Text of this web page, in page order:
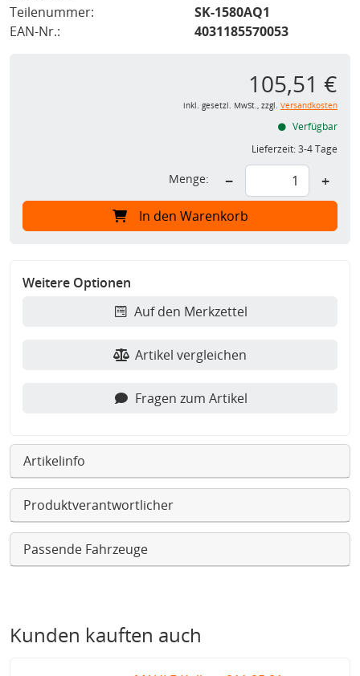
Teilenummer:
SK-1580AQ1
EAN-Nr.:
4031185570053
105,51 €
inkl. gesetzl. MwSt., zzgl. Versandkosten
Verfügbar
Lieferzeit:3-4 Tage
Menge: − +
In den Warenkorb
Weitere Optionen
Auf den Merkzettel
Artikel vergleichen
Fragen zum Artikel
Artikelinfo
Produktverantwortlicher
Passende Fahrzeuge
Kunden kauften auch